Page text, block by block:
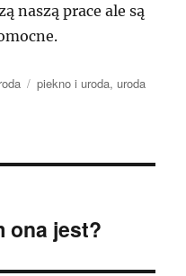
naszą prace ale są
Tagi
piekno i uroda, uroda
ona jest?